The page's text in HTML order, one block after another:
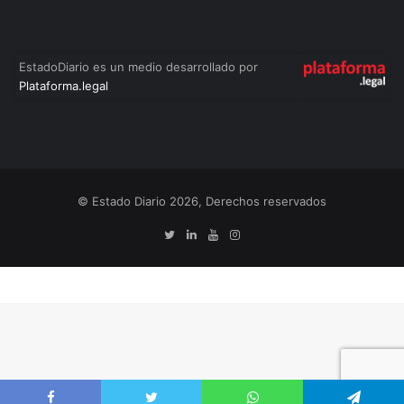
EstadoDiario es un medio desarrollado por
Plataforma.legal
© Estado Diario 2026, Derechos reservados